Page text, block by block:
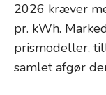
2026 kræver
pr. kWh.
prismodeller,
samlet afgør